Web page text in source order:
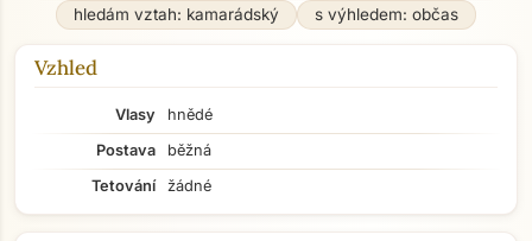
hledám vztah: kamarádský
s výhledem: občas
Vzhled
Vlasy
hnědé
Postava
běžná
Tetování
žádné